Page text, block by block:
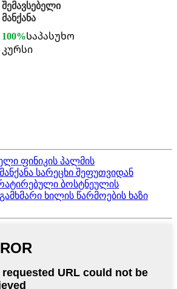
შემავსებელი
მანქანა
100%Საპასუხო
კურსი
ფინიკის პალმის
სარეცხი შეფუთვიდან
ბოსტნეულის
ხილის წარმოების ხაზი